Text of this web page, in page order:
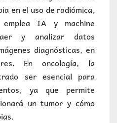
en el uso de radiómica,
IA y machine
y analizar datos
diagnósticas, en
En oncología, la
ser esencial para
ya que permite
un tumor y cómo